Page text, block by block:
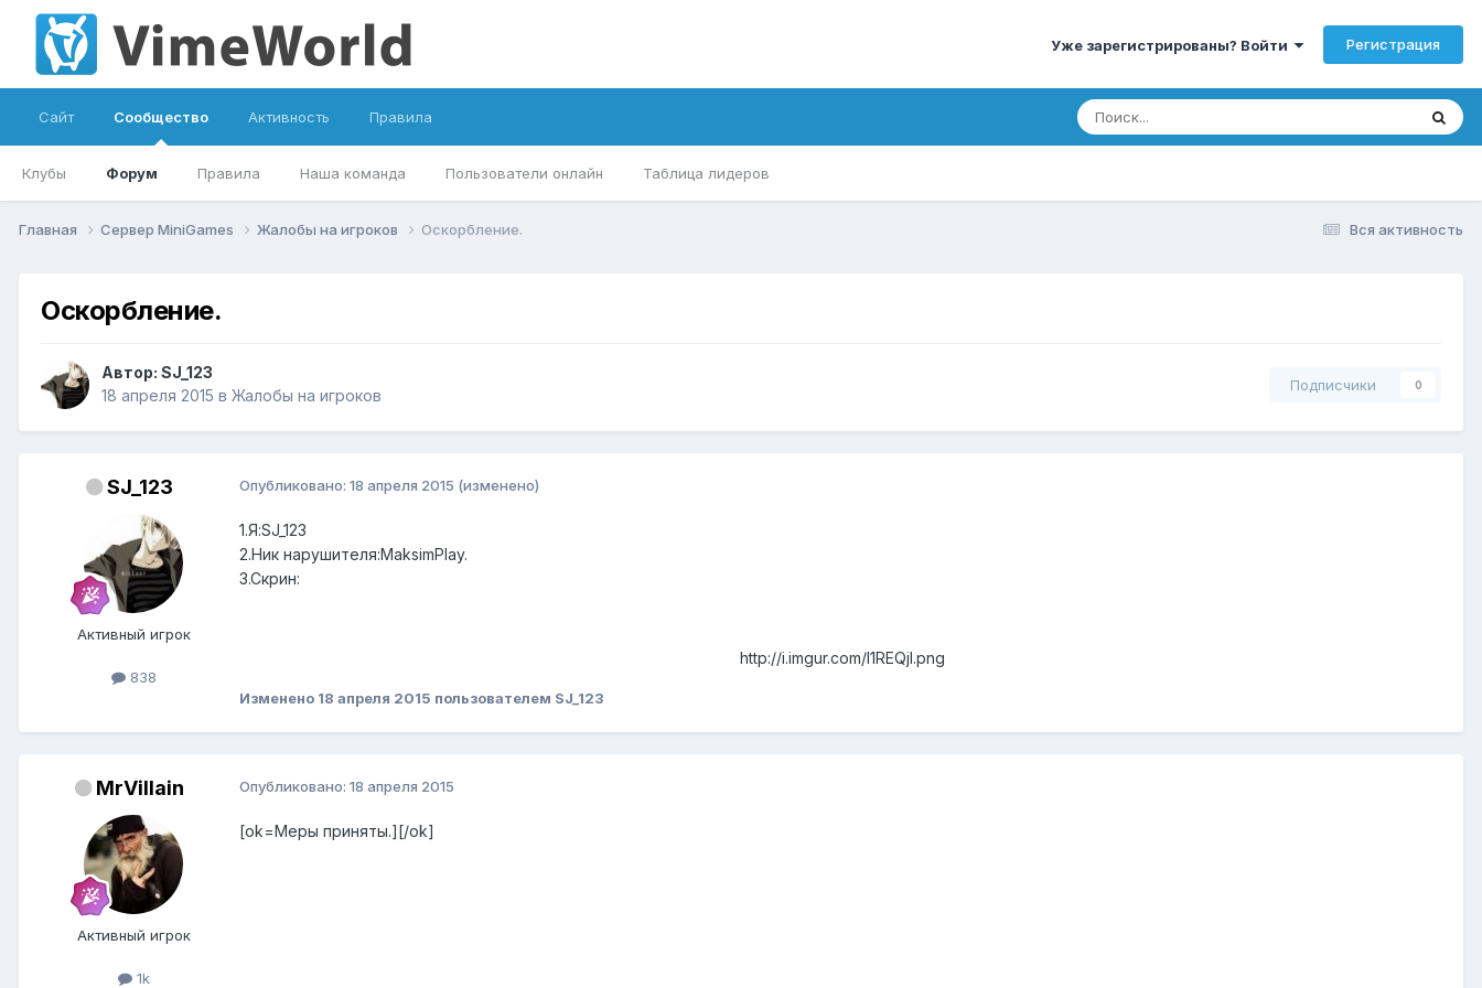
Уже зарегистрированы? Войти Регистрация
Сайт Сообщество
Клубы Форум Правила Наша команда Пользователи онлайн Таблица лидеров
Активность Правила
Вся активность
Главная Сервер MiniGames Жалобы на игроков Оскорбление.
Оскорбление.
Автор: SJ_123
18 апреля 2015 в Жалобы на игроков
Подписчики 0
SJ_123
Активный игрок
838
Опубликовано: 18 апреля 2015 (изменено)
1.Я:SJ_123
2.Ник нарушителя:MaksimPlay.
3.Cкрин:
http://i.imgur.com/l1REQjI.png
Изменено 18 апреля 2015 пользователем SJ_123
MrVillain
Активный игрок
1k
Опубликовано: 18 апреля 2015
[ok=Меры приняты.][/ok]